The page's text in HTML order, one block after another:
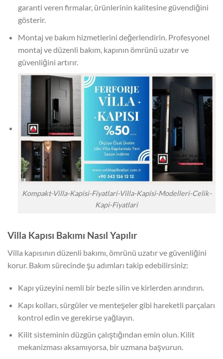
garanti veren firmalar, ürünlerinin kalitesine güvendiğini
gösterir.
Montaj ve bakım hizmetlerini değerlendirin. Profesyonel
montaj ve düzenli bakım, kapının ömrünü uzatır ve
güvenliğini artırır.
Kompakt-Villa-Kapisi-Fiyatlari-Villa-Kapisi-Modelleri-Celik-
Kapi-Fiyatlari
Villa Kapısı Bakımı Nasıl Yapılır
Villa kapısının düzenli bakımı, ömrünü uzatır ve güvenliğini
korur. Bakım sürecinde şu adımları takip edebilirsiniz:
Kapı yüzeyini nemli bir bezle silin ve kirlerden arındırın.
Kapı kolları, sürgüler ve menteşeler gibi hareketli parçaları
kontrol edin ve gerekirse yağlayın.
Kilit sisteminin düzgün çalıştığından emin olun. Kilit
mekanizması aksamıyorsa, bir uzmana başvurun.